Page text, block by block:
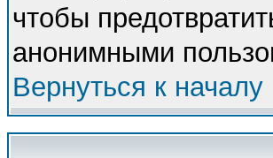
чтобы
анонимными
Вернуться к началу